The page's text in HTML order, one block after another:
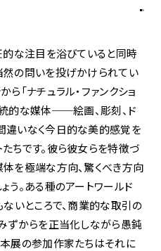
な注目を浴びていると同時
然の問いを投げかけられてい
「ナチュラル・ファンクショ
的な媒体──絵画、彫刻、ド
いなく今日的な美的感覚を
ちです。彼ら彼女らを特徴づ
を極端な方向、驚くべき方向
う。ある種のアートワールド
ないところで、商業的な取引の
ずからを正当化しながら愚鈍
展の参加作家たちはそれに